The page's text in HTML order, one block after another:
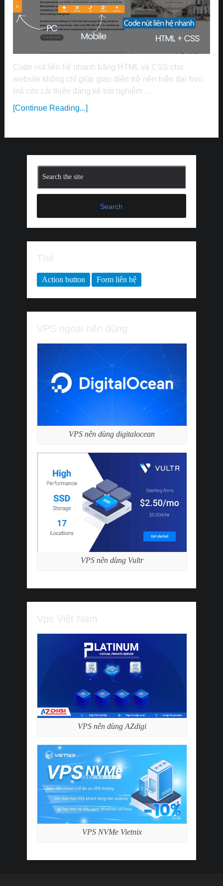
Code nút liên hệ nhanh bằng HTML và CSS cho
website không chỉ giúp giao diện trở nên hiện đại hơn
mà còn cải thiện đáng kể trải nghiệm …
[Continue Reading...]
Search
Thẻ
Action button Form liên hệ
VPS ngoại nên dùng
VPS nên dùng digitalocean
VPS nên dùng Vultr
Vps Việt Nam
VPS nên dùng AZdigi
VPS NVMe Vietnix